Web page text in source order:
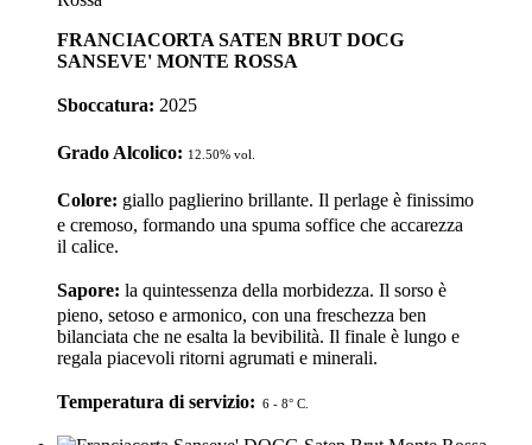
FRANCIACORTA SATEN BRUT DOCG
SANSEVE' MONTE ROSSA
Sboccatura: 2025
Grado Alcolico: 12.50% vol.
Colore: giallo paglierino brillante. Il perlage è finissimo
e cremoso, formando una spuma soffice che accarezza
il calice.
Sapore: la quintessenza della morbidezza. Il sorso è
pieno, setoso e armonico, con una freschezza ben
bilanciata che ne esalta la bevibilità. Il finale è lungo e
regala piacevoli ritorni agrumati e minerali.
Temperatura di servizio: 6 - 8° C.